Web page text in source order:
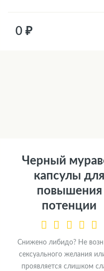
0 ₽
Черный
капсулы для
повышения
потенции
Снижено либидо? Не
сексуального желания
проявляется слишком